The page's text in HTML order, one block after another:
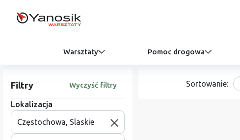
Warsztaty Pomoc drogowa
Filtry Wyczyść filtry
Lokalizacja
Sortowanie: